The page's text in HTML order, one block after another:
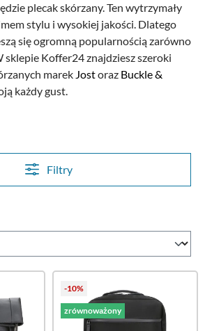
plecak skórzany. Ten wytrzymały
stylu i wysokiej jakości. Dlatego
się ogromną popularnością zarówno
sklepie Koffer24 znajdziesz szeroki
marek Jostoraz Buckle &
każdy gust.
Filtry
-10%
zrównoważony